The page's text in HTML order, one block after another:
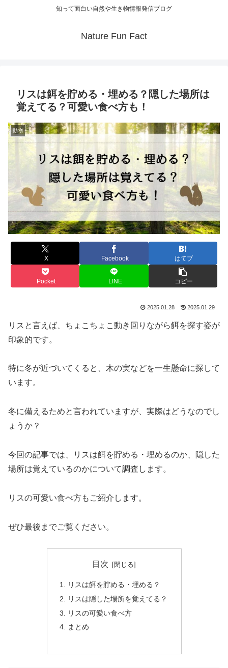
知って面白い自然や生き物情報発信ブログ
Nature Fun Fact
リスは餌を貯める・埋める？隠した場所は
覚えてる？可愛い食べ方も！
動物
X Facebook はてブ
Pocket LINE コピー
2025.01.28 2025.01.29
リスと言えば、ちょこちょこ動き回りながら餌を探す姿が
印象的です。
特に冬が近づいてくると、木の実などを一生懸命に探して
います。
冬に備えるためと言われていますが、実際はどうなのでし
ょうか？
今回の記事では、リスは餌を貯める・埋めるのか、隠した
場所は覚えているのかについて調査します。
リスの可愛い食べ方もご紹介します。
ぜひ最後までご覧ください。
目次
リスは餌を貯める・埋める？
リスは隠した場所を覚えてる？
リスの可愛い食べ方
まとめ